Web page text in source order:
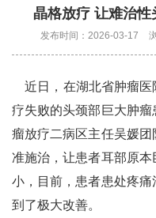
晶格放疗 让难治
发布时间：2026-03-17
近日，在湖北省肿瘤医
疗失败的头颈部巨大肿
瘤放疗二病区主任吴媛
准施治，让患者耳部原
小，目前，患者患处疼
到了极大改善。